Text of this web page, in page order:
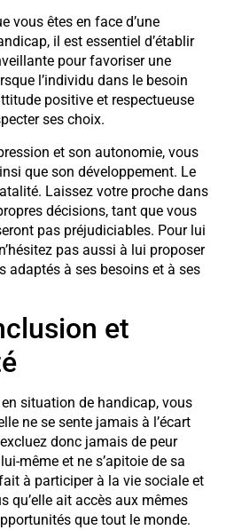
vous êtes en face d’une
il est essentiel d’établir
pour favoriser une
l’individu dans le besoin
positive et respectueuse
ses choix.
et son autonomie, vous
que son développement. Le
Laissez votre proche dans
décisions, tant que vous
pas préjudiciables. Pour lui
pas aussi à lui proposer
adaptés à ses besoins et à ses
et
situation de handicap, vous
ne se sente jamais à l’écart
donc jamais de peur
même et ne s’apitoie de sa
à participer à la vie sociale et
qu’elle ait accès aux mêmes
que tout le monde.